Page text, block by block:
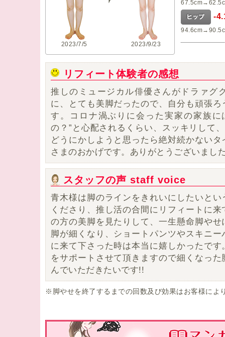
2023/7/5 2023/9/23
-
リフィート体験者の感想
推しのミュージカル俳優さんがドラァグ
に、とても美脚だったので、自分も頑張
す。
コロナ渦ぶりに会った実家の家族に
の？”と 心配されるくらい、スッキリして
どうにかしようと思ったら絶対続かない
さまのおかげです。ありがとうございまし
スタッフの声 staff voice
青木様は脚のラインをきれいにしたいと
くださり、推し活の合間にリフィートに
の方の美脚を見たりして、一生懸命脚や
脚が細くなり、ショートパンツやスキニ
に来て下さった時は本当に嬉しかったで
をサポートさせて頂きますので細くなっ
んでいただきたいです!!
※脚やせを終了するまでの回数及び効果はお客様によ